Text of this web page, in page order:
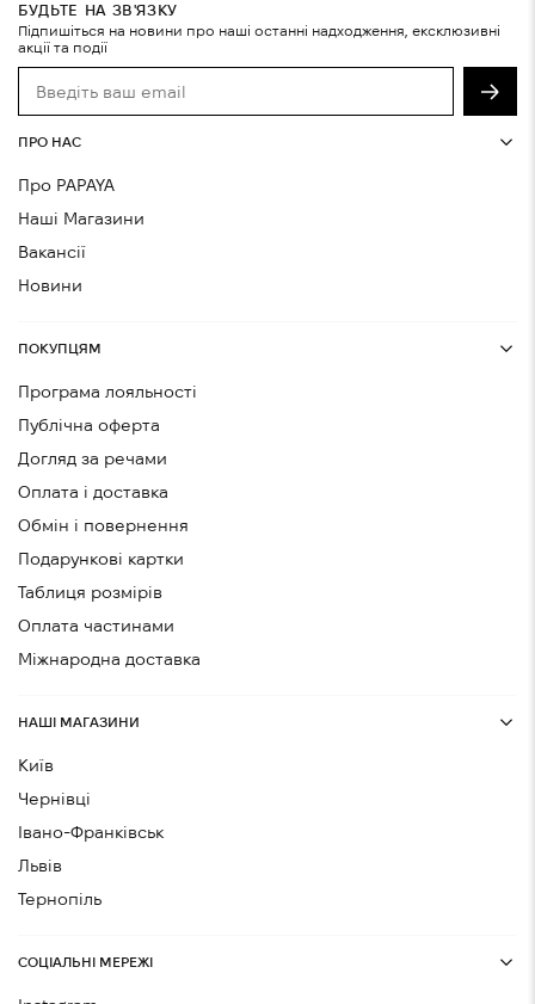
БУДЬТЕ НА ЗВ'ЯЗКУ
Підпишіться на новини про наші останні надходження, ексклюзивні
акції та події
ПРО НАС
Про PAPAYA
Наші Магазини
Вакансії
Новини
ПОКУПЦЯМ
Програма лояльності
Публічна оферта
Догляд за речами
Оплата і доставка
Обмін і повернення
Подарункові картки
Таблиця розмірів
Оплата частинами
Міжнародна доставка
НАШІ МАГАЗИНИ
Київ
Чернівці
Івано-Франківськ
Львів
Тернопіль
СОЦІАЛЬНІ МЕРЕЖІ